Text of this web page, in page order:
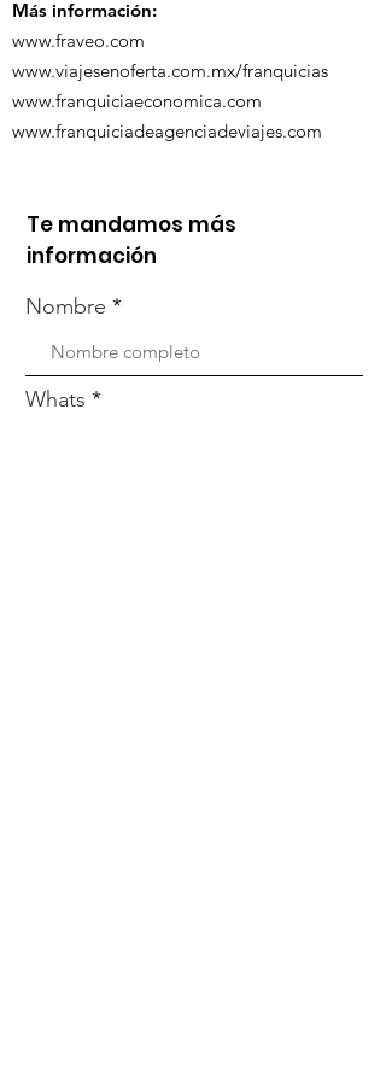
Más información:
www.fraveo.com
www.viajesenoferta.com.mx/franquicias
www.franquiciaeconomica.com
www.franquiciadeagenciadeviajes.com
Te mandamos más
información
Nombre
Whats